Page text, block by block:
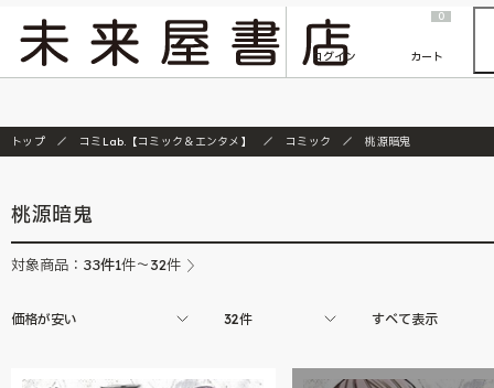
『ONE PIECE magazine 021 ONE PIECEカード付き同梱版』発売延期のご案内
ログイン
0
カート
トップ コミLab.【コミック＆エンタメ】 コミック 桃源暗鬼
桃源暗鬼
対象商品： 33件1件～32件
価格が安い 32件 すべて表示